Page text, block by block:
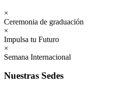
×
Ceremonia de graduación
×
Impulsa tu Futuro
×
Semana Internacional
Nuestras Sedes